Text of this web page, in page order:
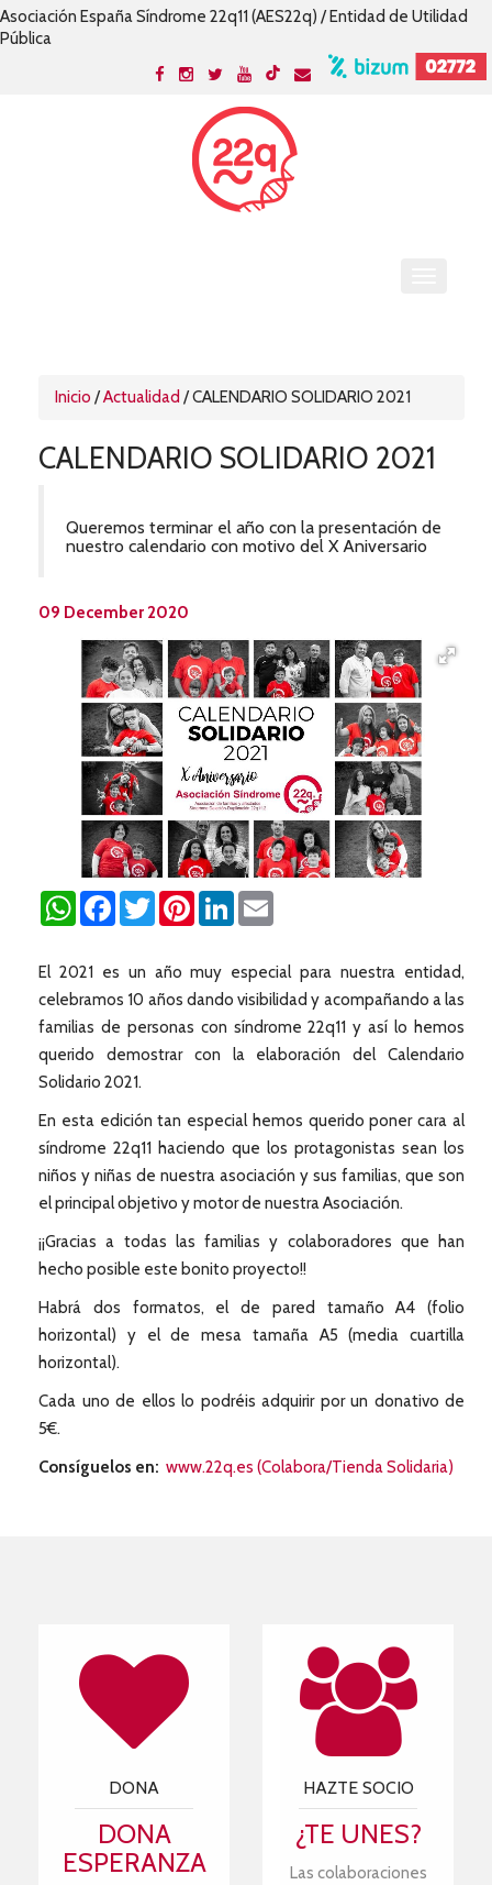
Asociación España Síndrome 22q11 (AES22q) / Entidad de Utilidad
Pública
Inicio /Actualidad /CALENDARIO SOLIDARIO 2021
CALENDARIO SOLIDARIO 2021
Queremos terminar el año con la presentación de
nuestro calendario con motivo del X Aniversario
09 December 2020
WhatsAppFacebookTwitterPinterestLinkedIn
El 2021 es un año muy especial para nuestra entidad,
celebramos 10 años dando visibilidad y acompañando a las
familias de personas con síndrome 22q11 y así lo hemos
querido demostrar con la elaboración del Calendario
Solidario 2021.
En esta edición tan especial hemos querido poner cara al
síndrome 22q11 haciendo que los protagonistas sean los
niños y niñas de nuestra asociación y sus familias, que son
el principal objetivo y motor de nuestra Asociación.
¡¡Gracias a todas las familias y colaboradores que han
hecho posible este bonito proyecto!!
Habrá dos formatos, el de pared tamaño A4 (folio
horizontal) y el de mesa tamaña A5 (media cuartilla
horizontal).
Cada uno de ellos lo podréis adquirir por un donativo de
5€.
Consíguelos en: www.22q.es (Colabora/Tienda Solidaria)
DONA
DONA
ESPERANZA
HAZTE SOCIO
¿TE UNES?
Las colaboraciones